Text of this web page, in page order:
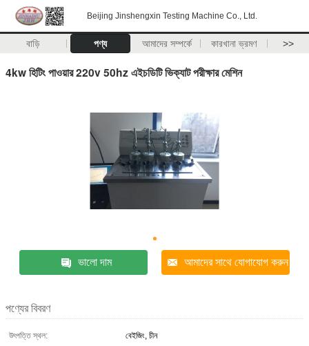
Beijing Jinshengxin Testing Machine Co., Ltd.
বাড়ি পণ্য আমাদের সম্পর্কে কারখানা ভ্রমণ >>
4kw হিটিং পাওয়ার 220v 50hz এইচডিটি ভিক্যাট পরীক্ষার মেশিন
ভালো দাম আমাদের সাথে যোগাযোগ করুন
পণ্যের বিবরণ
উৎপত্তি স্থল:
বেইজিং, চীন